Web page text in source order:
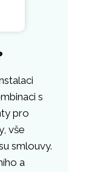
s
pro
vše
smlouvy.
a